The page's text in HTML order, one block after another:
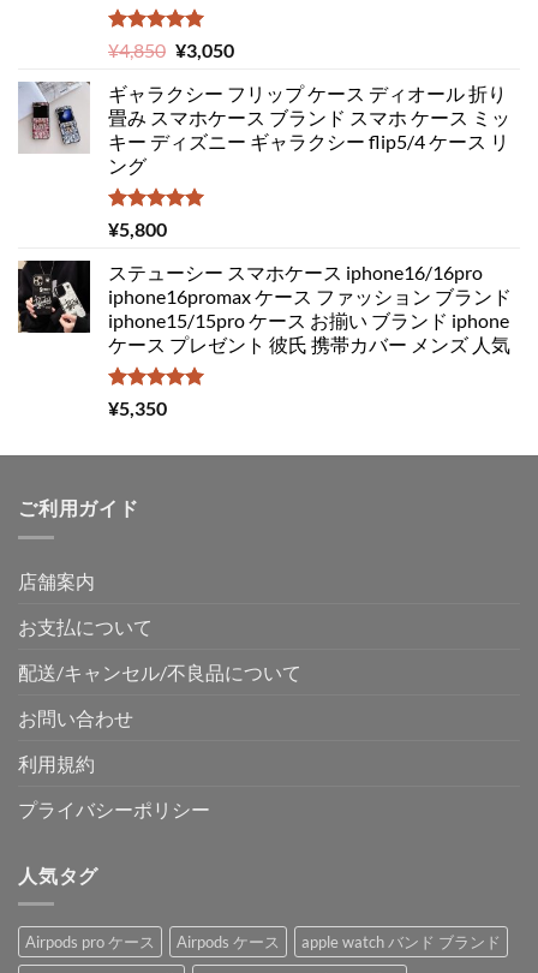
5段階中
5.00
の評価
¥4,850 元
価
格
は
で
¥3,050現
の
価
格
ギャラクシー フリップ ケース ディオール 折り
畳み スマホケース ブランド スマホ ケース ミッ
キー ディズニー ギャラクシー flip5/4 ケース リ
ング
5段階中
5.00
¥5,800
ステューシー スマホケース iphone16/16pro
iphone16promax ケース ファッション ブランド
iphone15/15pro ケース お揃い ブランド iphone
ケース プレゼント 彼氏 携帯カバー メンズ 人気
5段階中
5.00
¥5,350
ご利用ガイド
店舗案内
お支払について
配送/キャンセル/不良品について
お問い合わせ
利用規約
プライバシーポリシー
人気タグ
Airpods pro ケース Airpods ケース
apple watch バンド ブランド